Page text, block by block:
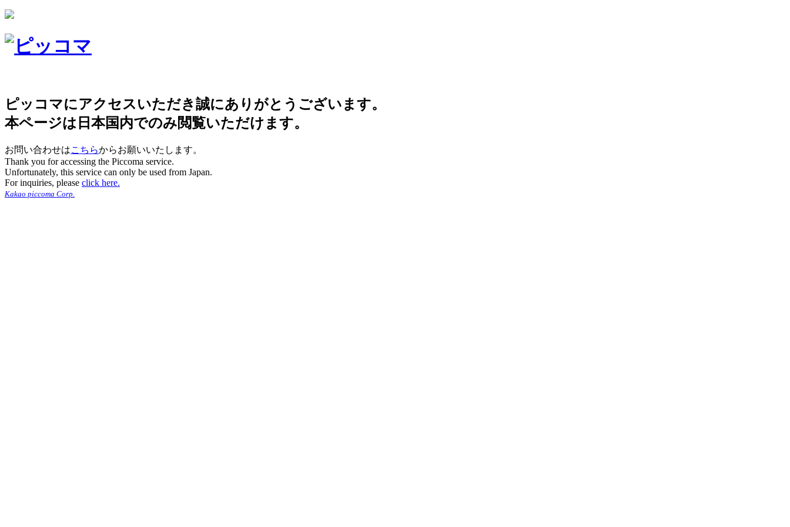
ピッコマにアクセスいただき誠にありがとうございます。
本ページは日本国内でのみ閲覧いただけます。
お問い合わせはこちらからお願いいたします。
Thank you for accessing the Piccoma service.
Unfortunately, this service can only be used from Japan.
For inquiries, please click here.
Kakao piccoma Corp.